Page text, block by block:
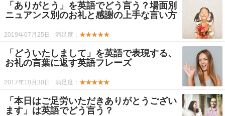
「ありがとう」を英語でどう言う？場面別
ニュアンス別のお礼と感謝の上手な言い方
2019年07月25日 満足度： ★★★★★
「どういたしまして」を英語で表現する、
お礼の言葉に返す英語フレーズ
2017年10月30日 満足度： ★★★★★
「本日はご足労いただきありがとうござい
ます」は英語でどう言う？